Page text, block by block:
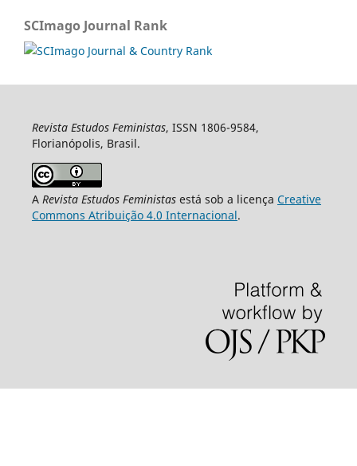
SCImago Journal Rank
Revista Estudos Feministas, ISSN 1806-9584,
Florianópolis, Brasil.
A Revista Estudos Feministasestá sob a licença Creative
Commons Atribuição 4.0 Internacional.